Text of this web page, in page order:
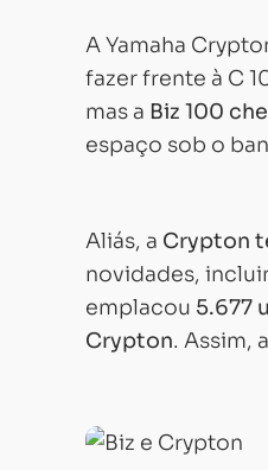
A Yamaha
fazer frente à C
mas a Biz 100
espaço sob o
Aliás, a Crypton
novidades,
emplacou 5.677
Crypton. Assim,